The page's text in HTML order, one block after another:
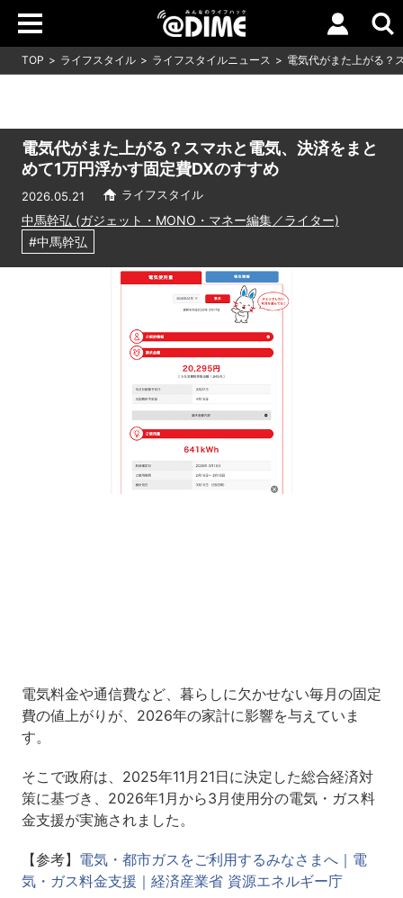
TOP ライフスタイル ライフスタイルニュース 電気代がまた上がる？
電気代がまた上がる？スマホと電気、決済をまと
めて1万円浮かす固定費DXのすすめ
2026.05.21 ライフスタイル
中馬幹弘 (ガジェット・MONO・マネー編集／ライター)
#中馬幹弘
電気料金や通信費など、暮らしに欠かせない毎月の固定
費の値上がりが、2026年の家計に影響を与えていま
す。
そこで政府は、2025年11月21日に決定した総合経済対
策に基づき、2026年1月から3月使用分の電気・ガス料
金支援が実施されました。
【参考】 電気・都市ガスをご利用するみなさまへ｜電
気・ガス料金支援｜経済産業省 資源エネルギー庁